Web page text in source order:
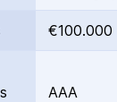
€100.000
AAA